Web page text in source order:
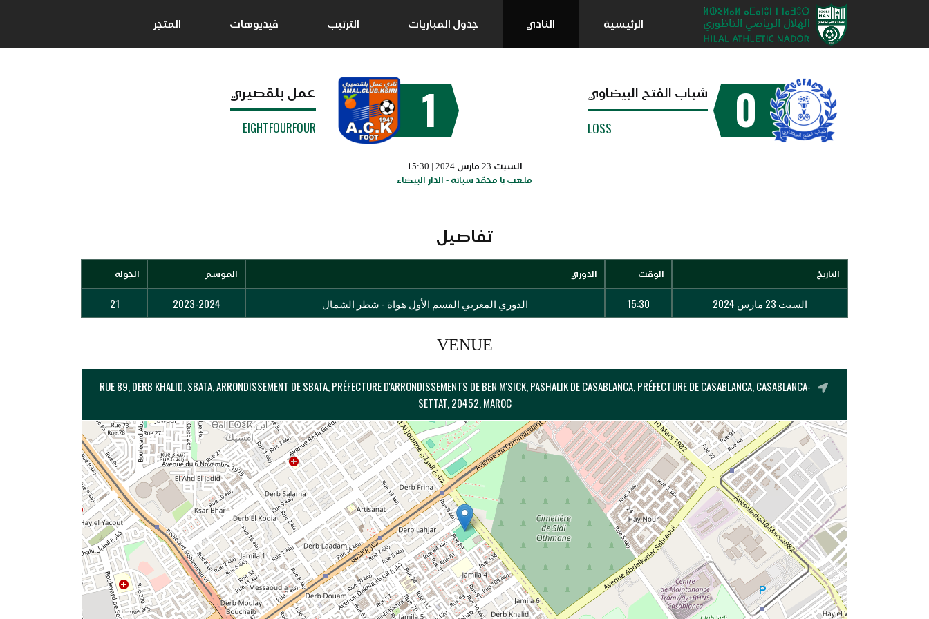
الرئيسية النادي جدول المباريات الترتيب فيديوهات المتجر
0 شباب الفتح البيضاوي
LOSS
1 عمل بلقصيري
EIGHTFOURFOUR
السبت 23 مارس 2024 | 15:30
ملعب با محمّد سباتة - الدار البيضاء
تفاصيل
التاريخ الوقت الدوري الموسم الجولة
السبت 23 مارس 2024 15:30 الدوري المغربي القسم الأول هواة - شطر الشمال 2023-2024
21
VENUE
RUE 89, DERB KHALID, SBATA, ARRONDISSEMENT DE SBATA, PRÉFECTURE D'ARRONDISSEMENTS DE BEN M'SICK, PASHALIK DE CASABLANCA, PRÉFECTURE DE CASABLANCA, CASABLANCA-
SETTAT, 20452, MAROC